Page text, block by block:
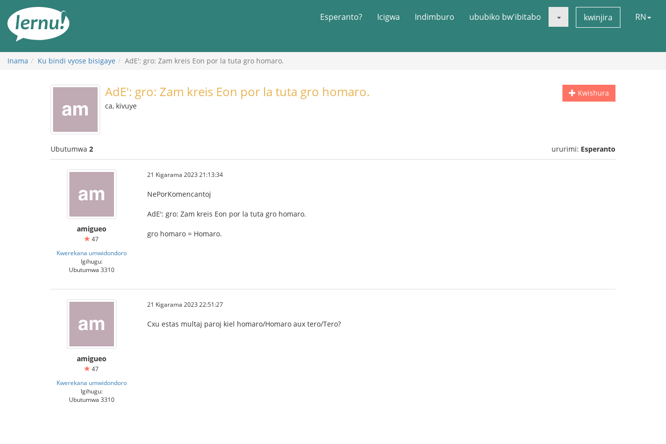
rupapuro
rw'ibirimwo
Esperanto? Icigwa Indimburo ububiko bw'ibitabo kwinjira RN
Inama Ku bindi vyose bisigaye AdE': gro: Zam kreis Eon por la tuta gro homaro.
Kwishura
AdE': gro: Zam kreis Eon por la tuta gro homaro.
ca, kivuye
Ubutumwa 2 ururimi: Esperanto
amigueo
47
Kwerekana umwidondoro
Igihugu:
Ubutumwa 3310
21 Kigarama 2023 21:13:34
NePorKomencantoj
AdE': gro: Zam kreis Eon por la tuta gro homaro.
gro homaro = Homaro.
amigueo
47
Kwerekana umwidondoro
Igihugu:
Ubutumwa 3310
21 Kigarama 2023 22:51:27
Cxu estas multaj paroj kiel homaro/Homaro aux tero/Tero?